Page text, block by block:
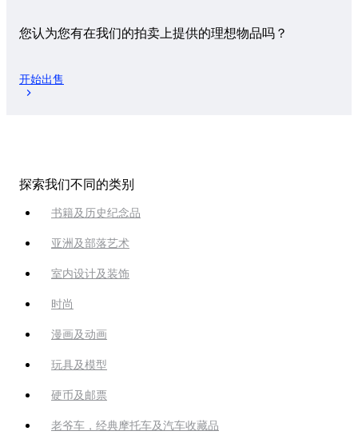
您认为您有在我们的拍卖上提供的理想物品吗？
开始出售
探索我们不同的类别
书籍及历史纪念品
亚洲及部落艺术
室内设计及装饰
时尚
漫画及动画
玩具及模型
硬币及邮票
老爷车，经典摩托车及汽车收藏品